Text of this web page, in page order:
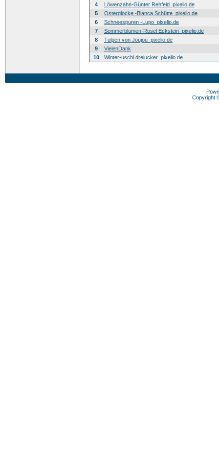
4
Löwenzahn-Günter Rehfeld_pixelio.de
5
Osterglocke -Bianca Schütte_pixelio.de
6
Schneespuren -Lupo_pixelio.de
7
Sommerblumen-Rosel Eckstein_pixelio.de
8
Tulpen von Joujou_pixelio.de
9
VielenDank
10
Winter-uschi dreiucker_pixelio.de
Copyright